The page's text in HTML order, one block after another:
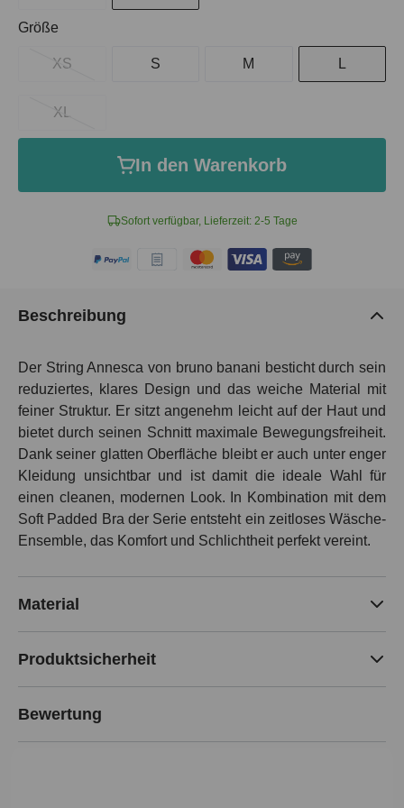
Sofort verfügbar, Lieferzeit: 2-5 Tage
Größe
XS S M L
XL
In den Warenkorb
Beschreibung
Der String Annesca von bruno banani besticht durch sein
reduziertes, klares Design und das weiche Material mit
feiner Struktur. Er sitzt angenehm leicht auf der Haut und
bietet durch seinen Schnitt maximale Bewegungsfreiheit.
Dank seiner glatten Oberfläche bleibt er auch unter enger
Kleidung unsichtbar und ist damit die ideale Wahl für
einen cleanen, modernen Look. In Kombination mit dem
Soft Padded Bra der Serie entsteht ein zeitloses Wäsche-
Ensemble, das Komfort und Schlichtheit perfekt vereint.
Material
Produktsicherheit
Bewertung